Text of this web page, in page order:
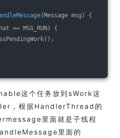
(Message msg)
{
== MSG_RUN) {
这个任务放到sWork这
，根据HandlerThread的
里面就是子线程
里面的